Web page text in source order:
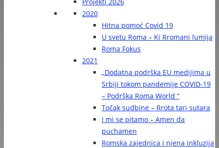
2020
Hitna pomoć Covid 19
U svetu Roma – Ki Rromani lumija
Roma Fokus
2021
„Dodatna podrška EU medijima u
Srbiji tokom pandemije COVID-19
– Podrška Roma World “
Točak sudbine – Rrota tari sutara
I mi se pitamo – Amen da
puchamen
Romska zajednica i njena inkluzija